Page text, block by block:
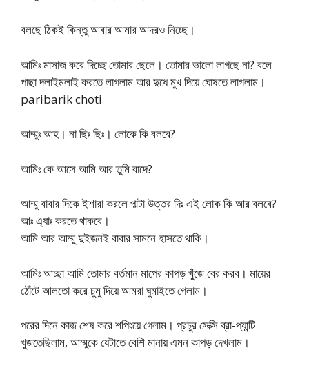
বলছে ঠিকই কিন্তু আবার আমার আদরও নিচ্ছে।
আমিঃ মাসাজ করে দিচ্ছে তোমার ছেলে। তোমার ভালো লাগছে না? বলে
পাছা দলাইমলাই করতে লাগলাম আর দুধে মুখ দিয়ে ঘোষতে লাগলাম।
paribarik choti
আম্মুঃ আহ। না ছিঃ ছিঃ। লোকে কি বলবে?
আমিঃ কে আসে আমি আর তুমি বাদে?
আম্মু বাবার দিকে ইশারা করলে পাল্টা উত্তর দিঃ এই লোক কি আর বলবে?
আঃ এ্যাঃ করতে থাকবে।
আমি আর আম্মু দুইজনই বাবার সামনে হাসতে থাকি।
আমিঃ আচ্ছা আমি তোমার বর্তমান মাপের কাপড় খুঁজে বের করব। মায়ের
ঠোঁটে আলতো করে চুমু দিয়ে আমরা ঘুমাইতে গেলাম।
পরের দিনে কাজ শেষ করে শপিংয়ে গেলাম। প্রচুর সেক্সি ব্রা-প্যান্টি
খুজতেছিলাম, আম্মুকে যেটাতে বেশি মানায় এমন কাপড় দেখলাম।